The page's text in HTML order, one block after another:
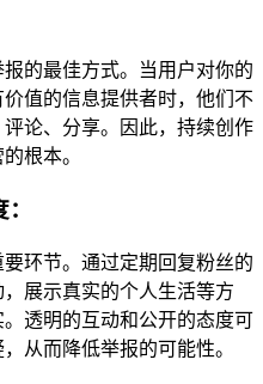
的最佳方式。当用户对你的
值的信息提供者时，他们不
论、分享。因此，持续创作
根本。
环节。通过定期回复粉丝的
展示真实的个人生活等方
透明的互动和公开的态度可
从而降低举报的可能性。